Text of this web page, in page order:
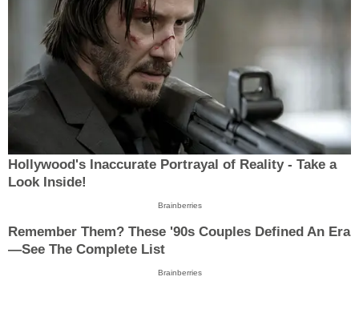
Hollywood's Inaccurate Portrayal of Reality - Take a
Look Inside!
Brainberries
Remember Them? These '90s Couples Defined An Era
—See The Complete List
Brainberries